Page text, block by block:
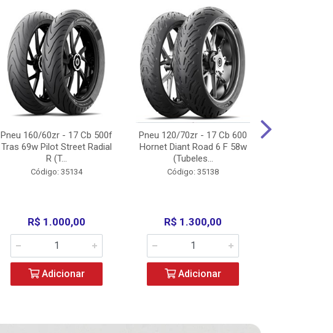
Pneu 160/60zr - 17 Cb 500f
Tras 69w Pilot Street Radial
R (T...
Código: 35134
R$ 1.000,00
Adicionar
Pneu 120/70zr - 17 Cb 600
Hornet Diant Road 6 F 58w
(Tubeles...
Código: 35138
R$ 1.300,00
Adicionar